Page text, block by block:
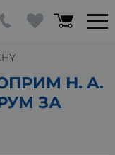
H. A.
ЗА